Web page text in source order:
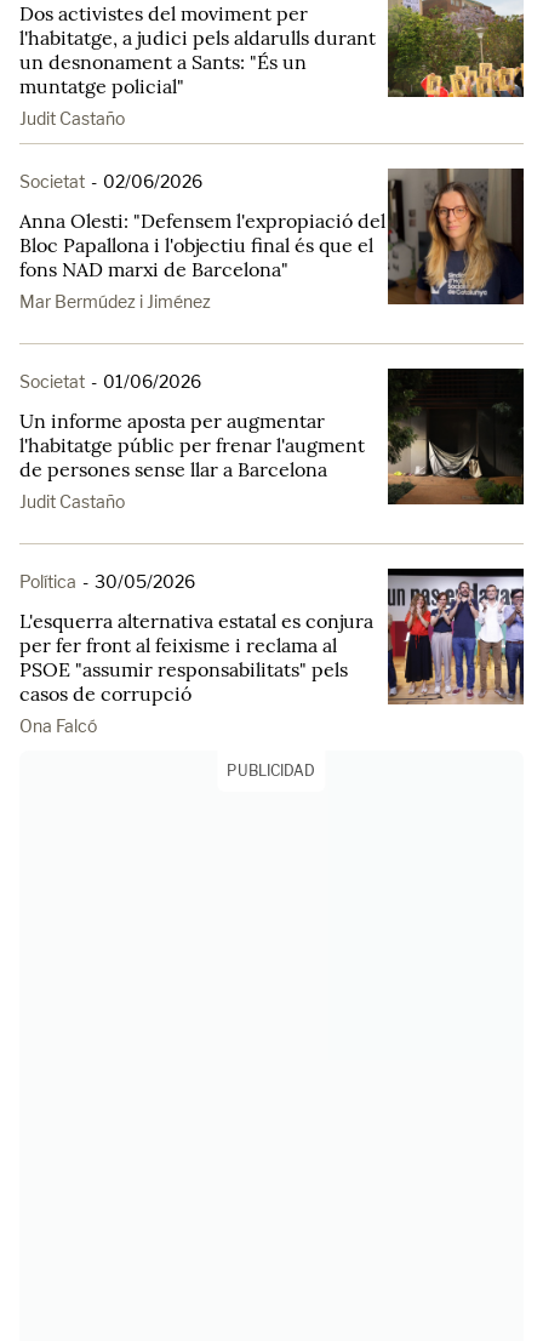
Dos activistes del moviment per
l'habitatge, a judici pels aldarulls durant
un desnonament a Sants: "És un
muntatge policial"
Judit Castaño
Societat - 02/06/2026
Anna Olesti: "Defensem l'expropiació del
Bloc Papallona i l'objectiu final és que el
fons NAD marxi de Barcelona"
Mar Bermúdez i Jiménez
Societat - 01/06/2026
Un informe aposta per augmentar
l'habitatge públic per frenar l'augment
de persones sense llar a Barcelona
Judit Castaño
Política - 30/05/2026
L'esquerra alternativa estatal es conjura
per fer front al feixisme i reclama al
PSOE "assumir responsabilitats" pels
casos de corrupció
Ona Falcó
PUBLICIDAD